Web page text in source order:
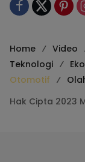
Home Video
Teknologi
Otomotif
Hak Cipta 2023